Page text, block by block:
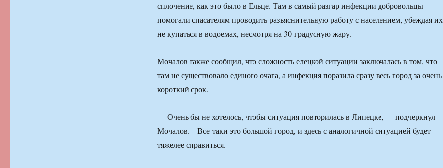
сплочение, как это было в Ельце. Там в самый разгар инфекции добровольцы
помогали спасателям проводить разъяснительную работу с населением, убеждая их
не купаться в водоемах, несмотря на 30-градусную жару.
Мочалов также сообщил, что сложность елецкой ситуации заключалась в том, что
там не существовало единого очага, а инфекция поразила сразу весь город за очень
короткий срок.
— Очень бы не хотелось, чтобы ситуация повторилась в Липецке, — подчеркнул
Мочалов. – Все-таки это большой город, и здесь с аналогичной ситуацией будет
тяжелее справиться.